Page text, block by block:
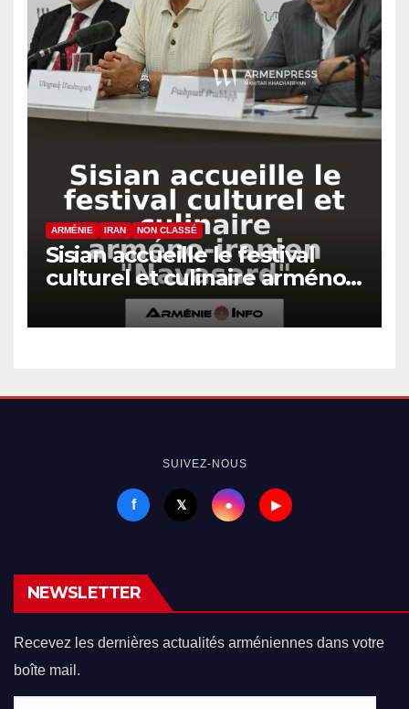
ARMÉNIE IRAN NON CLASSÉ
Sisian accueille le festival
culturel et culinaire arméno-
iranien « Navasard »
SUIVEZ-NOUS
f 𝕏 ● ▶
NEWSLETTER
Recevez les dernières actualités arméniennes dans votre
boîte mail.